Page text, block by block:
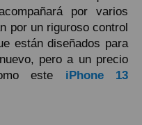
por varios
por un riguroso control
están diseñados para
pero a un precio
este iPhone 13